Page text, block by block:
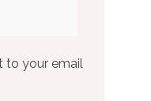
to your email